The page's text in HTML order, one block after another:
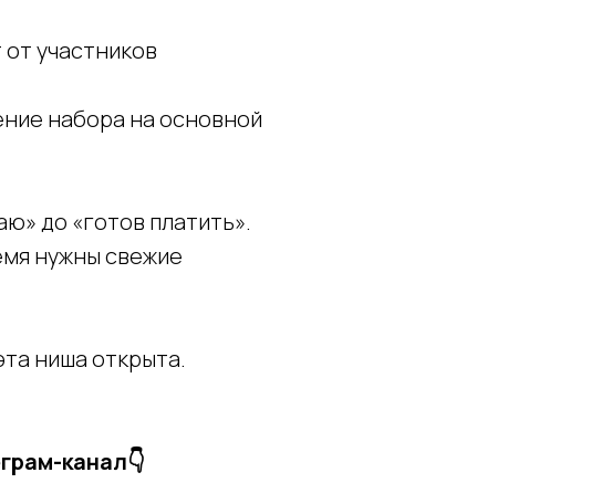
участников
набора на основной
до «готов платить».
нужны свежие
ниша открыта.
канал👇